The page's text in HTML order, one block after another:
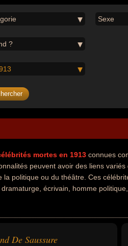
Sexe
?
mortes en 1913 connues
peuvent avoir des liens
la politique ou du théâtre. Ces
écrivain, homme
De Saussure